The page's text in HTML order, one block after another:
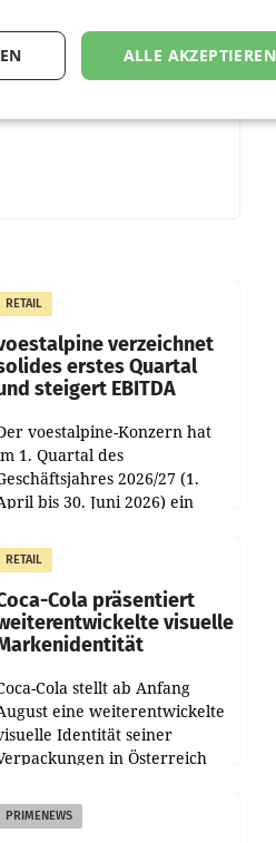
RETAIL
verzeichnet
erstes Quartal
steigert EBITDA
voestalpine-Konzern hat
1. Quartal des
2026/27 (1.
bis 30. Juni 2026) ein
Umsatz stieg im Vergleich
Vorjahresperiode
RETAIL
Cola präsentiert
visuelle
Cola stellt ab Anfang
eine weiterentwickelte
Identität seiner
in Österreich
stehen zentrale
PRIMENEWS
ALLE AKZEPTIEREN